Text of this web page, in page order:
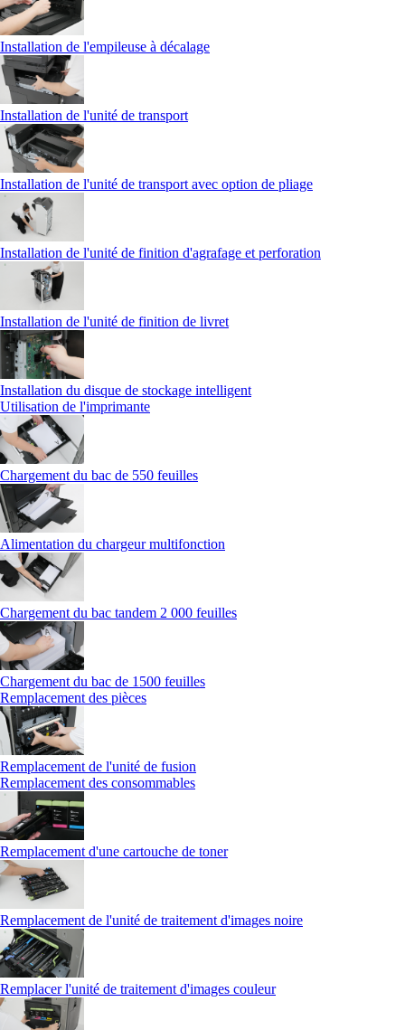
Installation de l'empileuse à décalage
Installation de l'unité de transport
Installation de l'unité de transport avec option de pliage
Installation de l'unité de finition d'agrafage et perforation
Installation de l'unité de finition de livret
Installation du disque de stockage intelligent
Utilisation de l'imprimante
Chargement du bac de 550 feuilles
Alimentation du chargeur multifonction
Chargement du bac tandem 2 000 feuilles
Chargement du bac de 1500 feuilles
Remplacement des pièces
Remplacement de l'unité de fusion
Remplacement des consommables
Remplacement d'une cartouche de toner
Remplacement de l'unité de traitement d'images noire
Remplacer l'unité de traitement d'images couleur